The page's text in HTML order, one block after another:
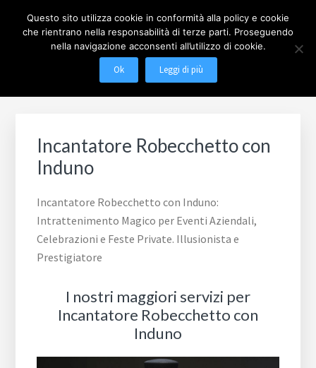
MAGO MILANO
Illusionista a Milano
Menu
Incantatore Robecchetto con
Induno
Incantatore Robecchetto con Induno:
Intrattenimento Magico per Eventi Aziendali,
Celebrazioni e Feste Private. Illusionista e
Prestigiatore
I nostri maggiori servizi per
Incantatore Robecchetto con
Induno
Questo sito utilizza cookie in conformità alla policy e cookie
che rientrano nella responsabilità di terze parti. Proseguendo
nella navigazione acconsenti all’utilizzo di cookie.
Ok Leggi di più